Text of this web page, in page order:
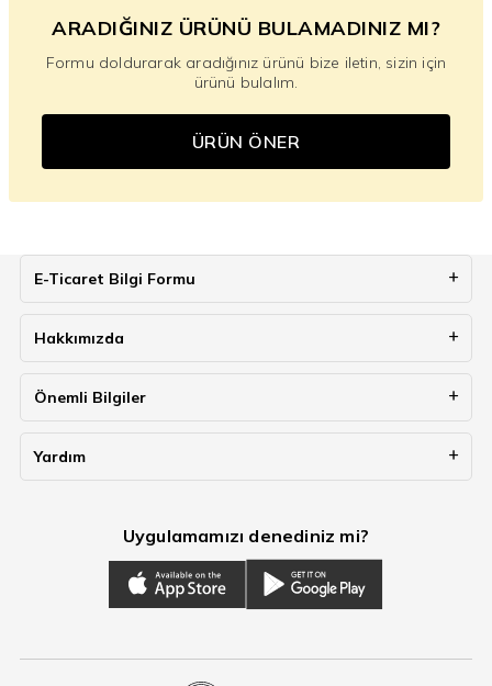
ARADIĞINIZ ÜRÜNÜ BULAMADINIZ MI?
Formu doldurarak aradığınız ürünü bize iletin, sizin için
ürünü bulalım.
ÜRÜN ÖNER
E-Ticaret Bilgi Formu
Hakkımızda
Önemli Bilgiler
Yardım
Uygulamamızı denediniz mi?